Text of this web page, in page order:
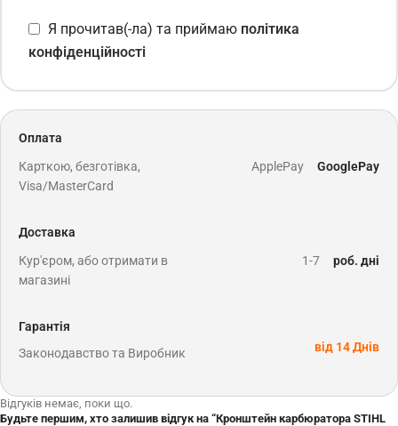
Я прочитав(-ла) та приймаю політика
конфіденційності
Оплата
Карткою, безготівка,
Visa/MasterCard
ApplePay GooglePay
Доставка
Кур'єром, або отримати в
магазині
1-7 роб. дні
Гарантія
Законодавство та Виробник
від 14 Днів
Відгуків немає, поки що.
Будьте першим, хто залишив відгук на “Кронштейн карбюратора STIHL